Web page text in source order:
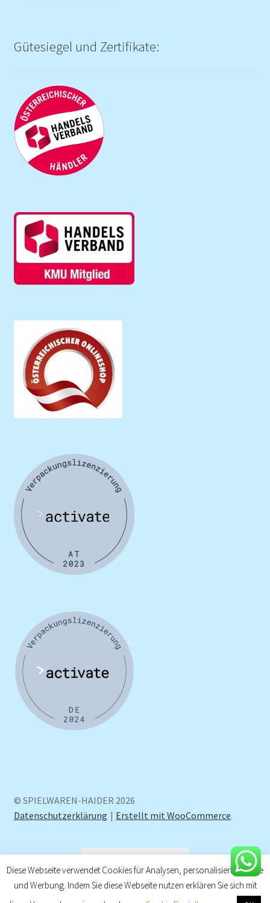
Gütesiegel und Zertifikate:
© SPIELWAREN-HAIDER 2026
Datenschutzerklärung
Erstellt mit WooCommerce.
Diese Webseite verwendet Cookies für Analysen, personalisierte Inhalte
und Werbung. Indem Sie diese Webseite nutzen erklären Sie sich mit